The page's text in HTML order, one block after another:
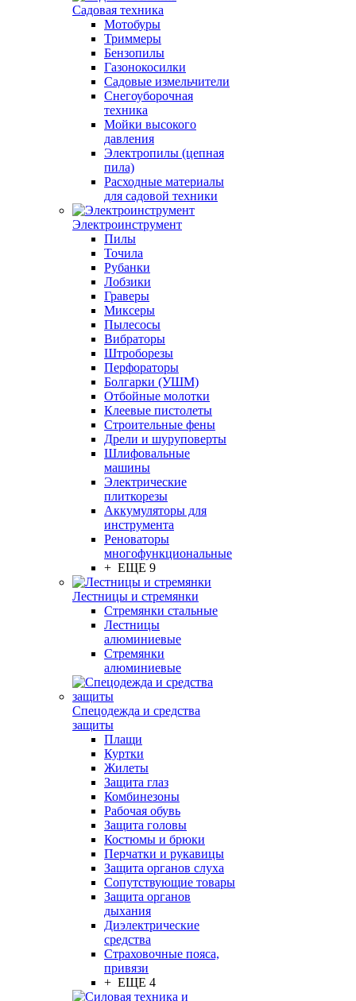
Садовая техника
Мотобуры
Триммеры
Бензопилы
Газонокосилки
Садовые измельчители
Снегоуборочная
техника
Мойки высокого
давления
Электропилы (цепная
пила)
Расходные материалы
для садовой техники
Электроинструмент
Пилы
Точила
Рубанки
Лобзики
Граверы
Миксеры
Пылесосы
Вибраторы
Штроборезы
Перфораторы
Болгарки (УШМ)
Отбойные молотки
Клеевые пистолеты
Строительные фены
Дрели и шуруповерты
Шлифовальные
машины
Электрические
плиткорезы
Аккумуляторы для
инструмента
Реноваторы
многофункциональные
+ ЕЩЕ 9
Лестницы и стремянки
Стремянки стальные
Лестницы
алюминиевые
Стремянки
алюминиевые
Спецодежда и средства
защиты
Плащи
Куртки
Жилеты
Защита глаз
Комбинезоны
Рабочая обувь
Защита головы
Костюмы и брюки
Перчатки и рукавицы
Защита органов слуха
Сопутствующие товары
Защита органов
дыхания
Диэлектрические
средства
Страховочные пояса,
привязи
+ ЕЩЕ 4